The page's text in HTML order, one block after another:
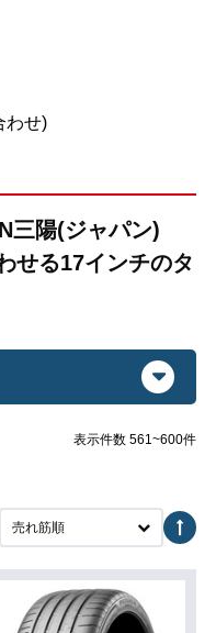
わせ)
三陽(ジャパン)
せる17インチのタ
表示件数 561~600件
売れ筋順